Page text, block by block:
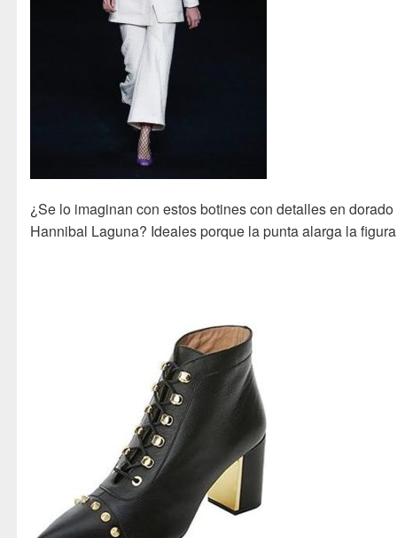
¿Se lo imaginan con estos botines con detalles en
Hannibal Laguna? Ideales porque la punta alarga la